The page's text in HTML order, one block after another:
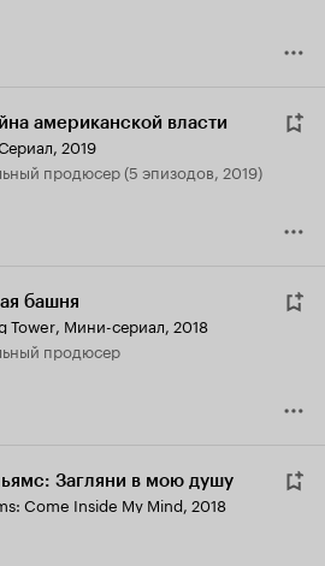
американской власти
2019
продюсер (5 эпизодов, 2019)
башня
Tower, Мини-сериал, 2018
продюсер
Загляни в мою душу
Come Inside My Mind, 2018